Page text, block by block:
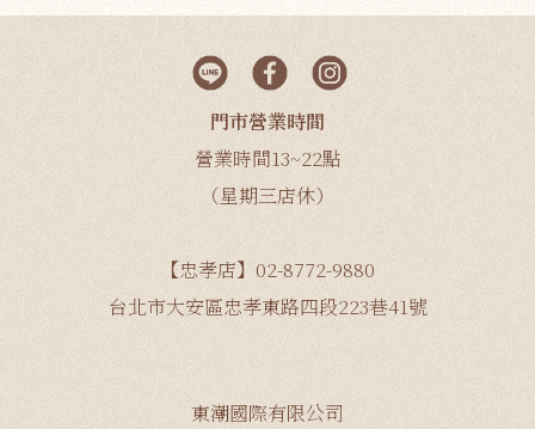
門市營業時間
營業時間13~22點
（星期三店休）
【忠孝店】02-8772-9880
台北市大安區忠孝東路四段223巷41號
東潮國際有限公司